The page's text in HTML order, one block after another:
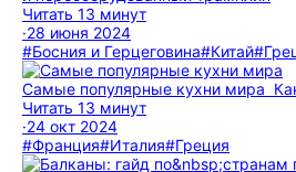
Читать 13 минут
·28 июня 2024
#Босния и Герцеговина#Китай
Самые популярные кухни мира
Читать 13 минут
·24 окт 2024
#Франция#Италия#Греция